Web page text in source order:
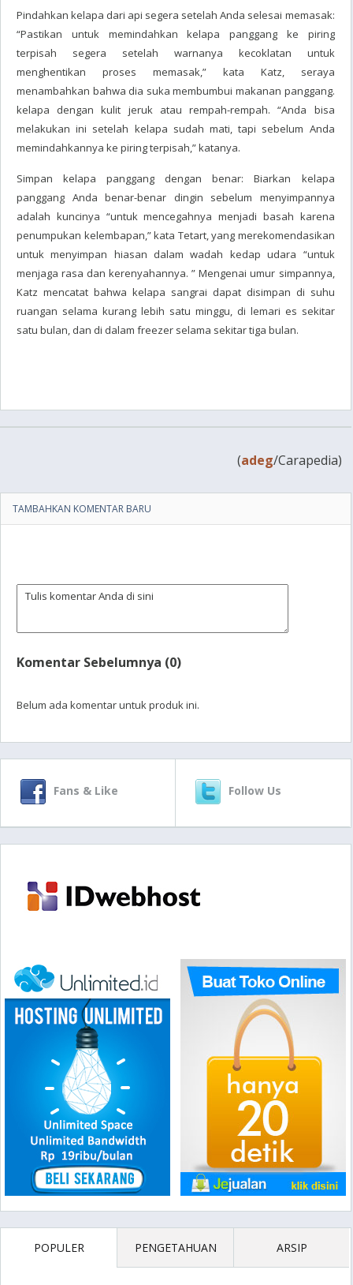
Pindahkan kelapa dari api segera setelah Anda selesai memasak:
“Pastikan untuk memindahkan kelapa panggang ke piring
terpisah segera setelah warnanya kecoklatan untuk
menghentikan proses memasak,” kata Katz, seraya
menambahkan bahwa dia suka membumbui makanan panggang.
kelapa dengan kulit jeruk atau rempah-rempah. “Anda bisa
melakukan ini setelah kelapa sudah mati, tapi sebelum Anda
memindahkannya ke piring terpisah,” katanya.
Simpan kelapa panggang dengan benar: Biarkan kelapa
panggang Anda benar-benar dingin sebelum menyimpannya
adalah kuncinya “untuk mencegahnya menjadi basah karena
penumpukan kelembapan,” kata Tetart, yang merekomendasikan
untuk menyimpan hiasan dalam wadah kedap udara “untuk
menjaga rasa dan kerenyahannya. ” Mengenai umur simpannya,
Katz mencatat bahwa kelapa sangrai dapat disimpan di suhu
ruangan selama kurang lebih satu minggu, di lemari es sekitar
satu bulan, dan di dalam freezer selama sekitar tiga bulan.
(adeg/Carapedia)
TAMBAHKAN KOMENTAR BARU
Komentar Sebelumnya (0)
Belum ada komentar untuk produk ini.
Fans & Like Follow Us
POPULER PENGETAHUAN ARSIP